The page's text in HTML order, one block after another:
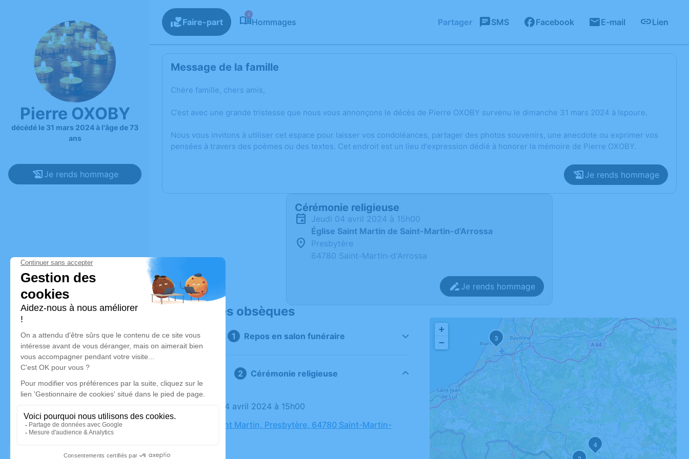
Pierre OXOBY
décédé le 31 mars 2024 à l'âge de 73
ans
Je rends hommage
Faire-part
2
Hommages Partager SMS Facebook E-mail Lien
Message de la famille
Chère famille, chers amis,
C’est avec une grande tristesse que nous vous annonçons le décès de Pierre OXOBY survenu le dimanche 31 mars 2024 à Ispoure.
Nous vous invitons à utiliser cet espace pour laisser vos condoléances, partager des photos souvenirs, une anecdote ou exprimer vos
pensées à travers des poèmes ou des textes. Cet endroit est un lieu d'expression dédié à honorer la mémoire de Pierre OXOBY.
Je rends hommage
Cérémonie religieuse
jeudi 04 avril 2024 à 15h00
Église Saint Martin de Saint-Martin-d'Arrossa
Presbytère
64780 Saint-Martin-d'Arrossa
Je rends hommage
Déroulé des obsèques
Repos en salon funéraire
Cérémonie religieuse
Le jeudi 04 avril 2024 à 15h00
Église Saint Martin, Presbytère, 64780 Saint-Martin-
3
4
+
−